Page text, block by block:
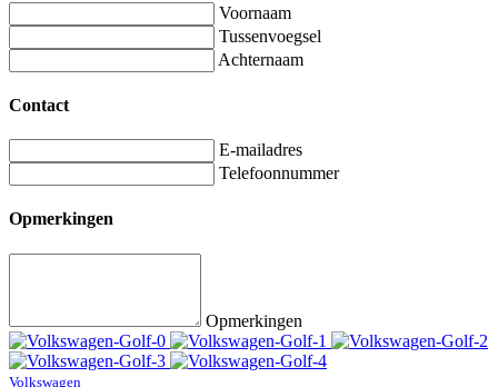
Voornaam
Tussenvoegsel
Achternaam
Contact
E-mailadres
Telefoonnummer
Opmerkingen
Opmerkingen
Volkswagen